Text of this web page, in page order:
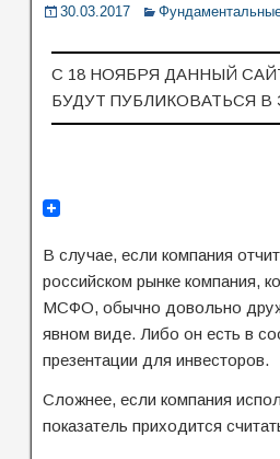
30.03.2017
С 18 НОЯБРЯ ДАННЫЙ
БУДУТ ПУБЛИКОВАТЬСЯ
В случае, если компания
российском рынке компания,
МСФО, обычно довольно
явном виде. Либо он есть в
презентации для инвесторов.
Сложнее, если компания
показатель приходится